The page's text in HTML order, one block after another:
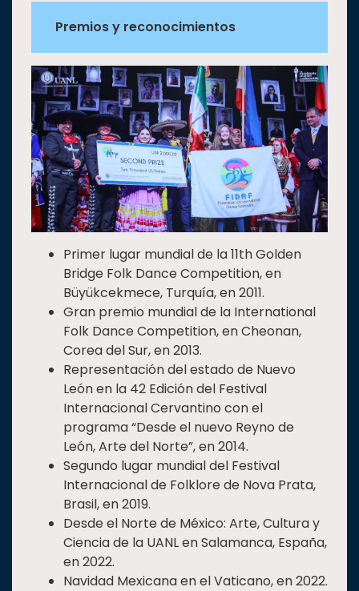
Premios y reconocimientos
Primer lugar mundial de la 11th Golden
Bridge Folk Dance Competition, en
Büyükcekmece, Turquía, en 2011.
Gran premio mundial de la International
Folk Dance Competition, en Cheonan,
Corea del Sur, en 2013.
Representación del estado de Nuevo
León en la 42 Edición del Festival
Internacional Cervantino con el
programa “Desde el nuevo Reyno de
León, Arte del Norte”, en 2014.
Segundo lugar mundial del Festival
Internacional de Folklore de Nova Prata,
Brasil, en 2019.
Desde el Norte de México: Arte, Cultura y
Ciencia de la UANL en Salamanca, España,
en 2022.
Navidad Mexicana en el Vaticano, en 2022.